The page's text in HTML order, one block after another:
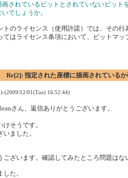
画されているビットとされていないビッ
でしょうか。
トのライセンス（使用許諾）では、その
てはライセンス条項において、ビットマ
Re[2]: 指定された座標に描画されている
(2009/12/01(Tue) 16:52:44)
さん、返信ありがとうございます。
そうです。
ました。
ございます。確認してみたところ問題はな
た。